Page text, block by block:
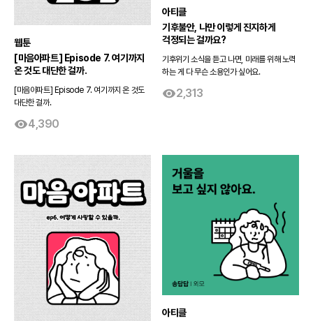
웹툰
[마음아파트] Episode 7. 여기까지
온 것도 대단한 걸까.
[마음아파트] Episode 7. 여기까지 온 것도
대단한 걸까.
4,390
아티클
기후불안, 나만 이렇게 진지하게
걱정되는 걸까요?
기후위기 소식을 듣고 나면, 미래를 위해 노력
하는 게 다 무슨 소용인가 싶어요.
2,313
아티클